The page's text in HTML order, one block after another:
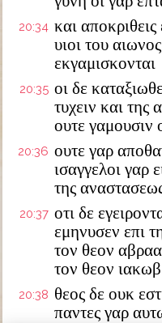
20:34 και αποκριθεις
υιοι του
εκγαμισκονται
20:35 οι δε
τυχειν και
ουτε γαμουσιν
20:36 ουτε γαρ
ισαγγελοι γαρ
της
20:37 οτι δε
εμηνυσεν επι
τον θεον
τον θεον ιακωβ
20:38 θεος δε ουκ
παντες γαρ